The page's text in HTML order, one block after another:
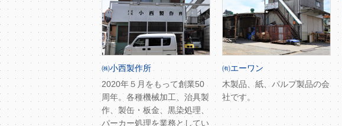
㈱小西製作所
2020年５月をもって創業50
周年。各種機械加工、治具製
作、製缶・板金、黒染処理、
パーカー処理を業務としてい
㈲エーワン
木製品、紙、パルプ製品の会
社です。